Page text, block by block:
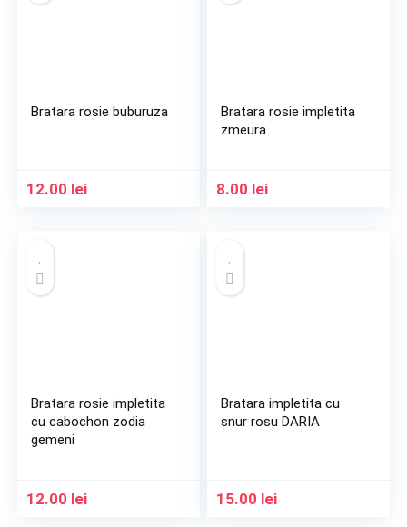
Bratara rosie buburuza
12.00 lei
Bratara rosie impletita
zmeura
8.00 lei
Bratara rosie impletita
cu cabochon zodia
gemeni
12.00 lei
Bratara impletita cu
snur rosu DARIA
15.00 lei